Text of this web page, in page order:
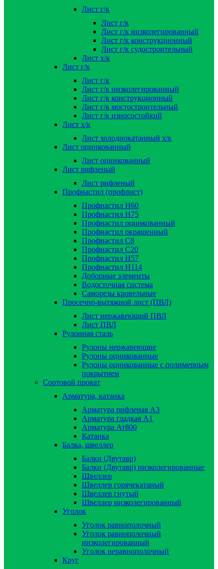
Лист г/к
Лист г/к
Лист г/к низколегированный
Лист г/к конструкционный
Лист г/к судостроительный
Лист х/к
Лист г/к
Лист г/к
Лист г/к низколегированный
Лист г/к конструкционный
Лист г/к мостостроительный
Лист г/к износостойкий
Лист х/к
Лист холоднокатанный х/к
Лист оцинкованный
Лист оцинкованный
Лист рифленый
Лист рифленый
Профнастил (профлист)
Профнастил Н60
Профнастил Н75
Профнастил оцинкованный
Профнастил окрашенный
Профнастил С8
Профнастил С20
Профнастил Н57
Профнастил Н114
Доборные элементы
Водосточная система
Саморезы кровельные
Просечно-вытяжной лист (ПВЛ)
Лист нержавеющий ПВЛ
Лист ПВЛ
Рулонная сталь
Рулоны нержавеющие
Рулоны оцинкованные
Рулоны оцинкованные с полимерным
покрытием
Сортовой прокат
Арматура, катанка
Арматура рифленая А3
Арматура гладкая А1
Арматура Ат800
Катанка
Балка, швеллер
Балки (Двутавр)
Балки (Двутавр) низколегированные
Швеллер
Швеллер горячекатаный
Швеллер гнутый
Швеллер низколегированный
Уголок
Уголок равнополочный
Уголок равнополочный
низколегированный
Уголок неравнополочный
Круг